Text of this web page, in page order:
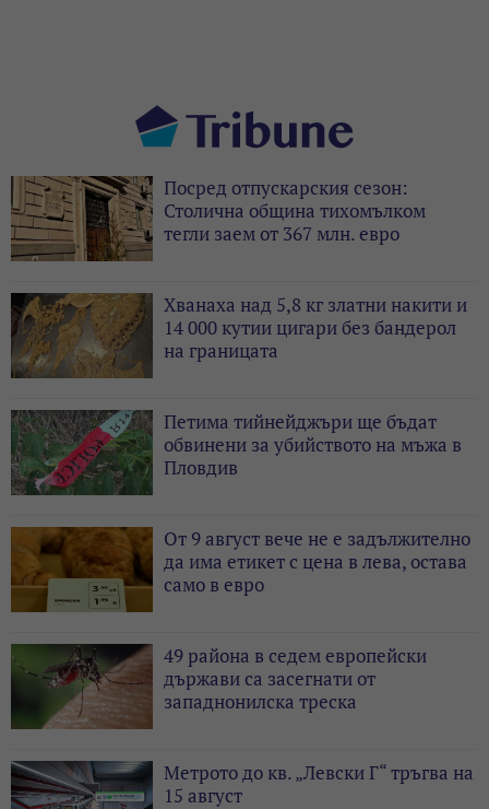
Посред отпускарския сезон:
Столична община тихомълком
тегли заем от 367 млн. евро
Хванаха над 5,8 кг златни накити и
14 000 кутии цигари без бандерол
на границата
Петима тийнейджъри ще бъдат
обвинени за убийството на мъжа в
Пловдив
От 9 август вече не е задължително
да има етикет с цена в лева, остава
само в евро
49 района в седем европейски
държави са засегнати от
западнонилска треска
Метрото до кв. „Левски Г“ тръгва на
15 август